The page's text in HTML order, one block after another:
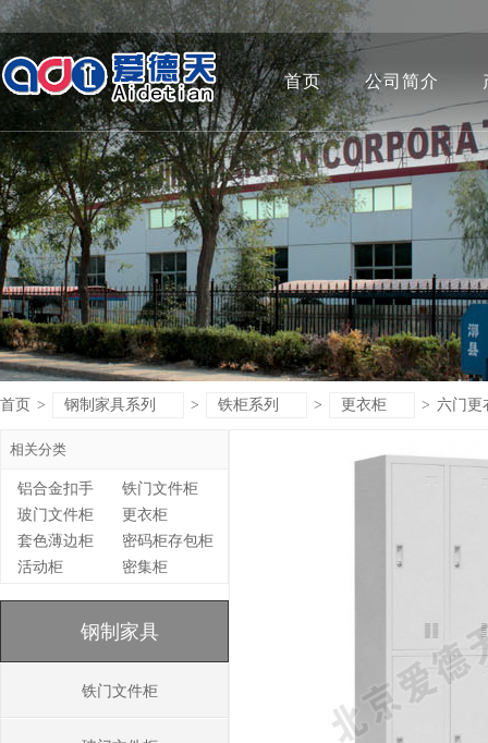
首页 公司简介
首页 > 钢制家具系列 > 铁柜系列 > 更衣柜 > 六门更
相关分类
铝合金扣手
铁门文件柜
玻门文件柜
更衣柜
套色薄边柜
密码柜存包柜
活动柜
密集柜
钢制家具
铁门文件柜